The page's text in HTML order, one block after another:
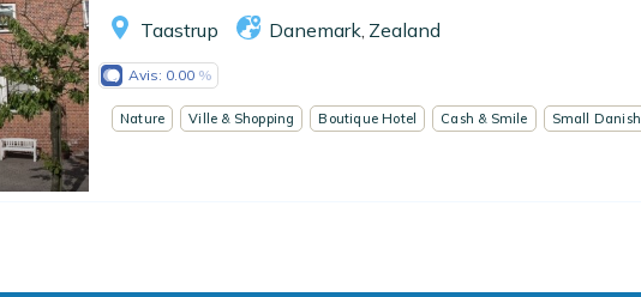
Taastrup Danemark Zealand
Avis: 0.00
Nature Ville & Shopping Boutique Hotel Cash & Smile Small